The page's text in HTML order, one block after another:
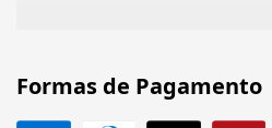
Formas de Pagamento